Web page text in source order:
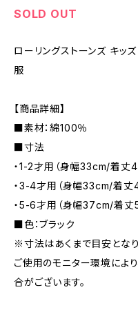
SOLD OUT
ローリングストーンズ キッ
服
【商品詳細】
■素材：綿100％
■寸法
・1-2才用（身幅33cm/着丈
・3-4才用（身幅33cm/着丈
・5-6才用（身幅37cm/着丈
■色：ブラック
※寸法はあくまで目安となり
ご使用のモニター環境によ
合がございます。